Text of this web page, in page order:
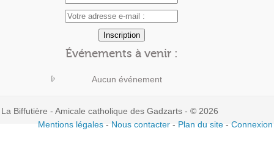
Événements à venir :
Aucun événement
La Biffutière - Amicale catholique des Gadzarts - © 2026
Mentions légales- Nous contacter- Plan du site- Connexion